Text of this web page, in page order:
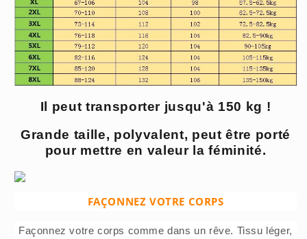
Il peut transporter jusqu'à 150 kg !
Grande taille, polyvalent, peut être porté
pour mettre en valeur la féminité.
FAÇONNEZ VOTRE CORPS
Façonnez votre corps comme dans un rêve. Tissu léger,